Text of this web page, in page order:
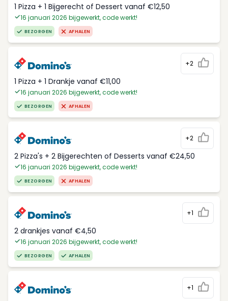
1 Pizza + 1 Bijgerecht of Dessert vanaf €12,50
16 januari 2026 bijgewerkt, code werkt!
BEZORGEN AFHALEN
+2
1 Pizza + 1 Drankje vanaf €11,00
16 januari 2026 bijgewerkt, code werkt!
BEZORGEN AFHALEN
+2
2 Pizza's + 2 Bijgerechten of Desserts vanaf €24,50
16 januari 2026 bijgewerkt, code werkt!
BEZORGEN AFHALEN
+1
2 drankjes vanaf €4,50
16 januari 2026 bijgewerkt, code werkt!
BEZORGEN AFHALEN
+1